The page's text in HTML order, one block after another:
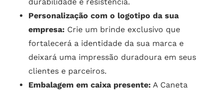
durabilidade e resistência.
Personalização com o logotipo da sua
empresa: Crie um brinde exclusivo que
fortalecerá a identidade da sua marca e
deixará uma impressão duradoura em seus
clientes e parceiros.
Embalagem em caixa presente: A Caneta